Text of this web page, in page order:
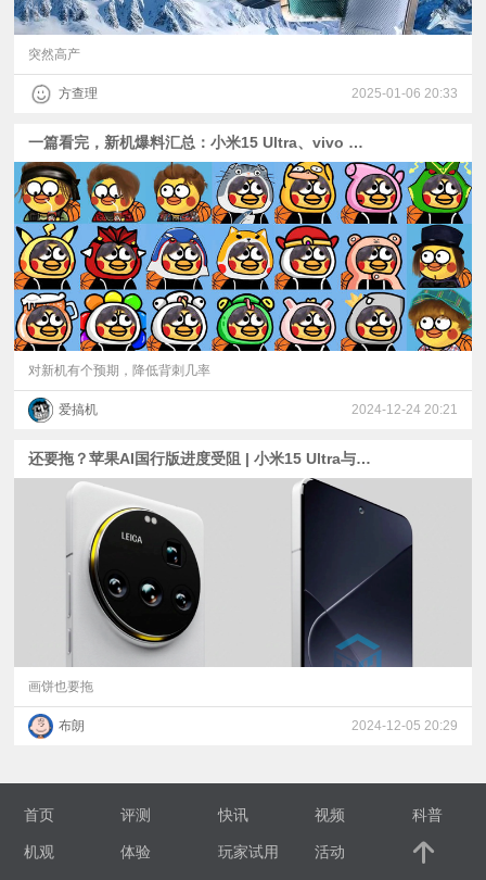
突然高产
方查理 2025-01-06 20:33
一篇看完，新机爆料汇总：小米15 Ultra、vivo X200 Ultra、Find X8 Ultra、三星S25 Ultra排队中
对新机有个预期，降低背刺几率
爱搞机 2024-12-24 20:21
还要拖？苹果AI国行版进度受阻 | 小米15 Ultra与Find X8 Ultra入网
画饼也要拖
布朗 2024-12-05 20:29
首页 评测 快讯 视频 科普
机观 体验 玩家试用 活动